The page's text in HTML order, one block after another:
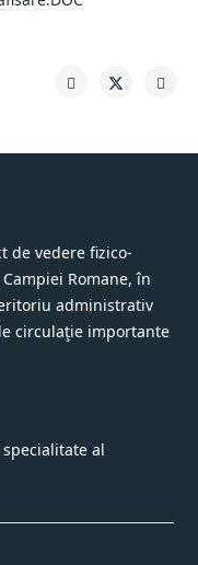
de vedere fizico-
Romane, în
administrativ
circulaţie importante
al